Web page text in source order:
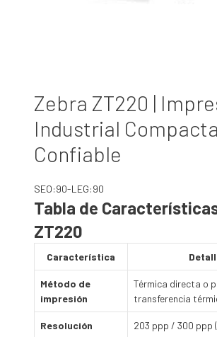
Zebra ZT220 |
Industrial
Confiable
SEO:90-LEG:90
Tabla de
ZT220
Característica
Método de
impresión
Térmica directa o
transferencia
Resolución 203 ppp / 300 ppp